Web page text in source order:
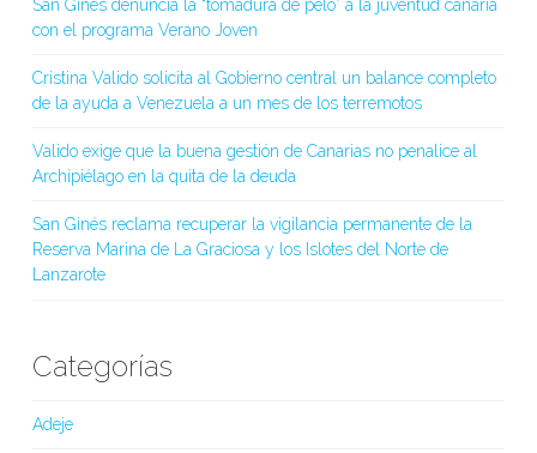
San Ginés denuncia la “tomadura de pelo” a la juventud canaria
con el programa Verano Joven
Cristina Valido solicita al Gobierno central un balance completo
de la ayuda a Venezuela a un mes de los terremotos
Valido exige que la buena gestión de Canarias no penalice al
Archipiélago en la quita de la deuda
San Ginés reclama recuperar la vigilancia permanente de la
Reserva Marina de La Graciosa y los Islotes del Norte de
Lanzarote
Categorías
Adeje